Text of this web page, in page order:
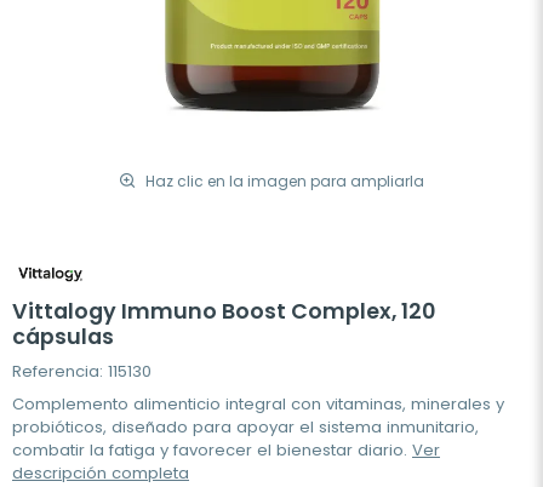
Haz clic en la imagen para ampliarla
Vittalogy Immuno Boost Complex, 120
cápsulas
Referencia: 115130
Complemento alimenticio integral con vitaminas, minerales y
probióticos, diseñado para apoyar el sistema inmunitario,
combatir la fatiga y favorecer el bienestar diario. Ver
descripción completa